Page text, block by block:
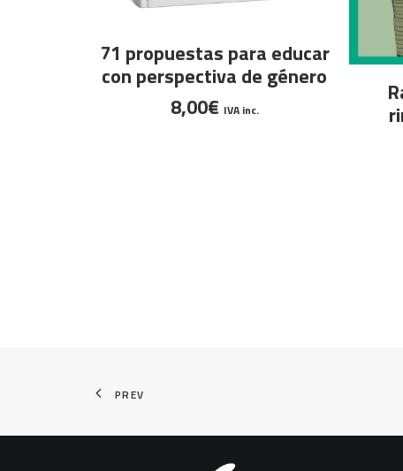
LEER MÁS
71 propuestas para educar
con perspectiva de género
8,00€ IVA inc.
PREV